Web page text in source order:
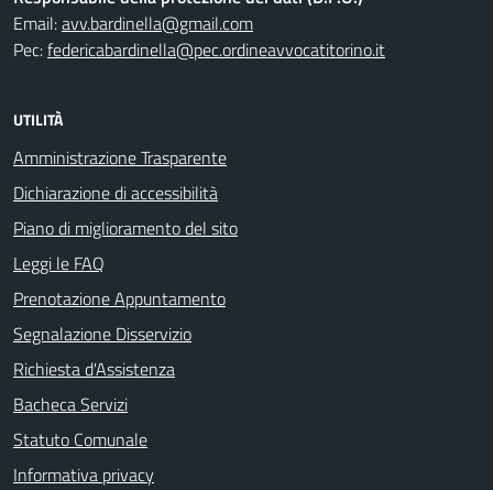
Email:avv.bardinella@gmail.com
Pec:federicabardinella@pec.ordineavvocatitorino.it
UTILITÀ
Amministrazione Trasparente
Dichiarazione di accessibilità
Piano di miglioramento del sito
Leggi le FAQ
Prenotazione Appuntamento
Segnalazione Disservizio
Richiesta d'Assistenza
Bacheca Servizi
Statuto Comunale
Informativa privacy